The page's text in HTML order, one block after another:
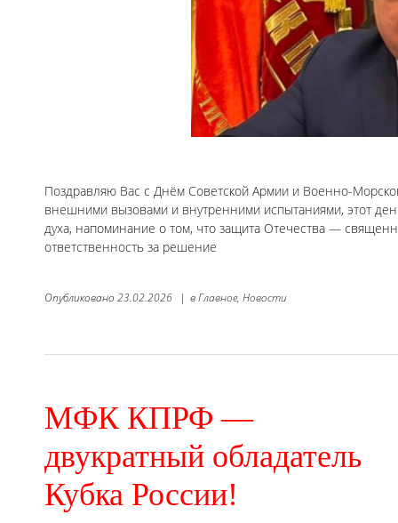
Поздравляю Вас с Днём Советской Армии и Военно-
внешними вызовами и внутренними испытаниями, этот
духа, напоминание о том, что защита Отечества —
ответственность за решение
Опубликовано 23.02.2026 | вГлавное, Новости
МФК КПРФ —
двукратный обладатель
Кубка России!